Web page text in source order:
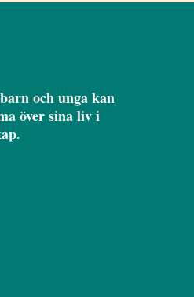
och unga kan
över sina liv i